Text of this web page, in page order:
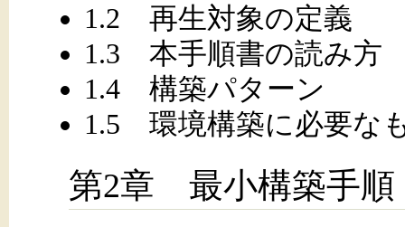
1.2 再生対象の定義
1.3 本手順書の読み方
1.4 構築パターン
1.5 環境構築に必要な
第2章 最小構築手順